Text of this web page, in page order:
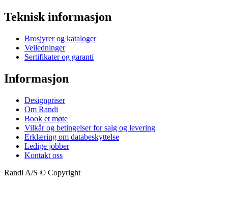
Teknisk informasjon
Brosjyrer og kataloger
Veiledninger
Sertifikater og garanti
Informasjon
Designpriser
Om Randi
Book et møte
Vilkår og betingelser for salg og levering
Erklæring om databeskyttelse
Ledige jobber
Kontakt oss
Randi A/S © Copyright